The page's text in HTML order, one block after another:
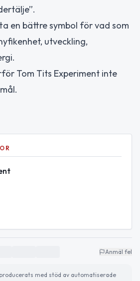
en bättre symbol för vad som
utveckling,
Tom Tits Experiment inte
Anmäl fel
med stöd av automatiserade